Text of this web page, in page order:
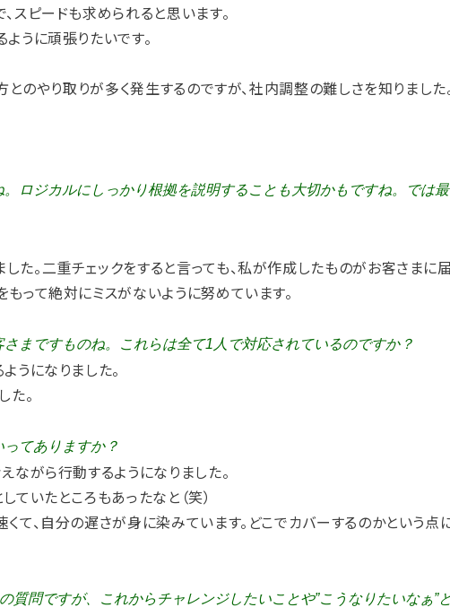
スピードも求められると思います。
うに頑張りたいです。
とのやり取りが多く発生するのですが、社内調整の難しさを知りました
ロジカルにしっかり根拠を説明することも大切かもですね。では
。二重チェックをすると言っても、私が作成したものがお客さまに
って絶対にミスがないように努めています。
まですものね。これらは全て1人で対応されているのですか？
うになりました。
た。
てありますか？
ながら行動するようになりました。
ていたところもあったなと（笑）
て、自分の遅さが身に染みています。どこでカバーするのかという点
問ですが、これからチャレンジしたいことや”こうなりたいなぁ”